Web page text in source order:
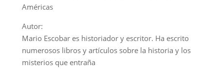
Américas
Autor:
Mario Escobar es historiador y escritor. Ha escrito
numerosos libros y artículos sobre la historia y los
misterios que entraña